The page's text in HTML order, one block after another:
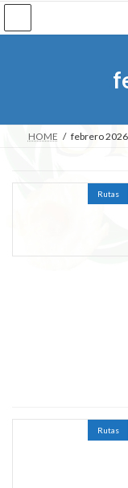
Saltar
contenido
Saltar
la
HOME febrero 2026
Rutas
Rutas